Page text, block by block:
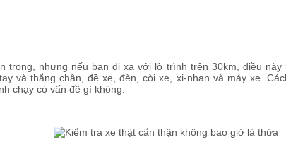
trọng, nhưng nếu bạn đi xa với lộ trình trên 30km, điều
và thắng chân, đề xe, đèn, còi xe, xi-nhan và máy xe.
chạy có vấn đề gì không.